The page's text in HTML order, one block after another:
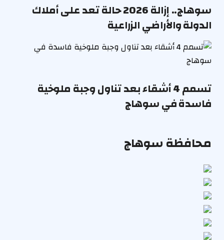
سوهاج.. إزالة 2026 حالة تعد على أملاك
الدولة والأراضي الزراعية
تسمم 4 أشقاء بعد تناول وجبة ملوخية
فاسدة في سوهاج
محافظة سوهاج